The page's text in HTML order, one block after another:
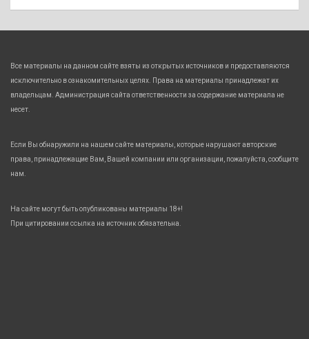
Все материалы на данном сайте взяты из открытых источников и предоставляются
исключительно в ознакомительных целях. Права на материалы принадлежат их
владельцам. Администрация сайта ответственности за содержание материала не
несет.
Если Вы обнаружили на нашем сайте материалы, которые нарушают авторские
права, принадлежащие Вам, Вашей компании или организации, пожалуйста, сообщите
нам.
На сайте могут быть опубликованы материалы 18+!
При цитировании ссылка на источник обязательна.